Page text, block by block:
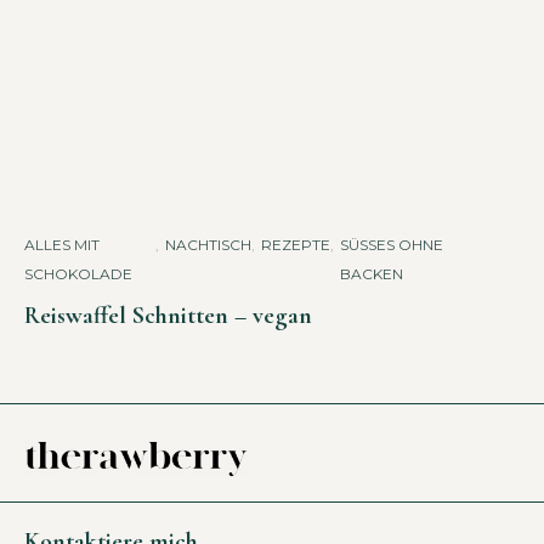
ALLES MIT
SCHOKOLADE
NACHTISCH REZEPTE
SÜSSES OHNE B
ACKEN
Reiswaffel Schnitten – vegan